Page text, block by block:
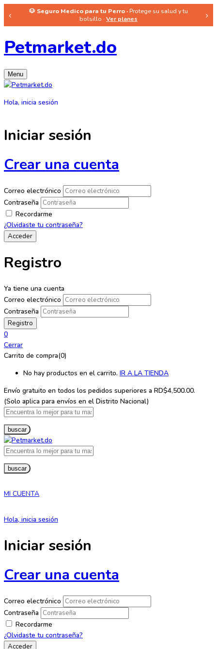
‹ 🐶 Seguro Medico para tu Perro ·Protege su salud y tu
bolsillo · Ver planes ›
Petmarket.do
Menu
Hola, inicia sesión
Iniciar sesión
Crear una cuenta
Correo electrónico
Contraseña
Recordarme
¿Olvidaste tu contraseña?
Registro
Ya tiene una cuenta
Correo electrónico
Contraseña
0
Cerrar
Carrito de compra(0)
No hay productos en el carrito. IR A LA TIENDA
Envío gratuito en todos los pedidos superiores a RD$4,500.00.
(Solo aplica para envíos en el Distrito Nacional)
buscar
buscar
MI CUENTA
Hola, inicia sesión
Iniciar sesión
Crear una cuenta
Correo electrónico
Contraseña
Recordarme
¿Olvidaste tu contraseña?